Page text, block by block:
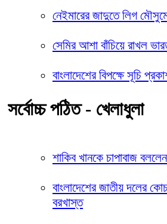
নেইমারের জাদুতে লিগ
সেমির আশা বাঁচিয়ে রাখল
বাংলাদেশের বিপক্ষে সূচি
সর্বোচ্চ পঠিত - খেলাধুলা
শাকিব খানকে চাপাবাজ
বাংলাদেশের জাতীয় দলের
বরখাস্ত